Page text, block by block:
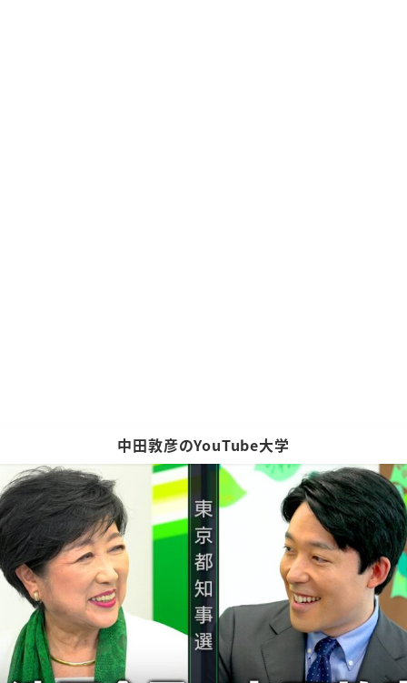
中田敦彦のYouTube大学